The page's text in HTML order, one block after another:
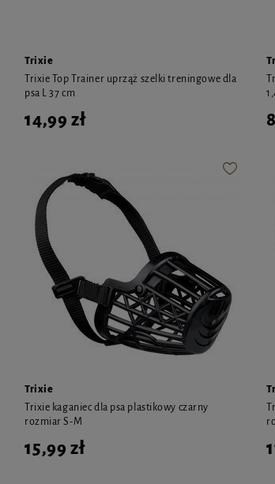
Trixie
Trixie Top Trainer uprząż szelki treningowe dla
psa L 37 cm
14,99 zł
Trixie
Trixie kaganiec dla psa plastikowy czarny
rozmiar S-M
15,99 zł